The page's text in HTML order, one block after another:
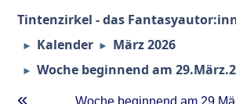
Tintenzirkel - das
► Kalender ► März 2026
► Woche beginnend am
« Woche beginnend am